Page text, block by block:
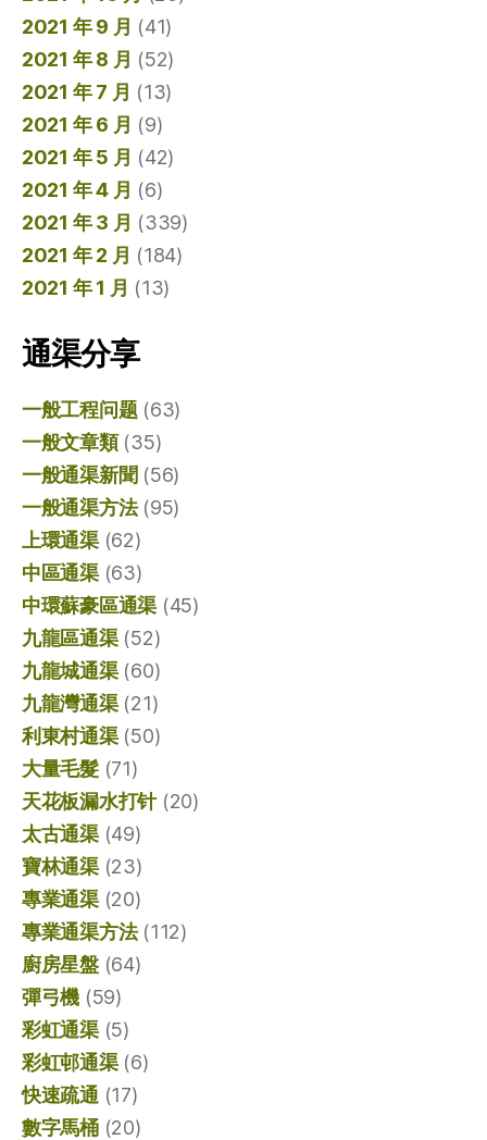
2021 年 9 月 (41)
2021 年 8 月 (52)
2021 年 7 月 (13)
2021 年 6 月 (9)
2021 年 5 月 (42)
2021 年 4 月 (6)
2021 年 3 月 (339)
2021 年 2 月 (184)
2021 年 1 月 (13)
通渠分享
一般工程问题(63)
一般文章類(35)
一般通渠新聞 (56)
一般通渠方法(95)
上環通渠(62)
中區通渠(63)
中環蘇豪區通渠 (45)
九龍區通渠(52)
九龍城通渠(60)
九龍灣通渠(21)
利東村通渠(50)
大量毛髮(71)
天花板漏水打针(20)
太古通渠(49)
寶林通渠(23)
專業通渠(20)
專業通渠方法(112)
廚房星盤(64)
彈弓機 (59)
彩虹通渠(5)
彩虹邨通渠(6)
快速疏通 (17)
數字馬桶(20)